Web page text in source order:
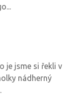
je jsme si řekli v
nádherný